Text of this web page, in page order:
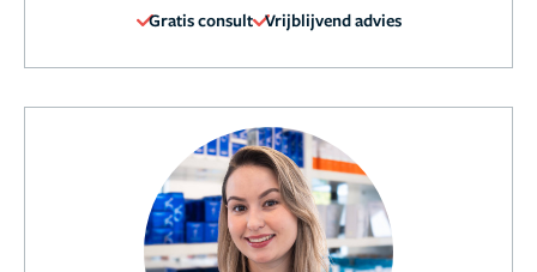
Gratis consult Vrijblijvend advies